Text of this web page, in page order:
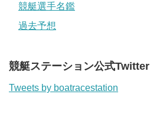
競艇選手名鑑
過去予想
競艇ステーション公式Twitter
Tweets by boatracestation